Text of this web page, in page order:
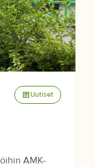
article Uutiset
AMK-